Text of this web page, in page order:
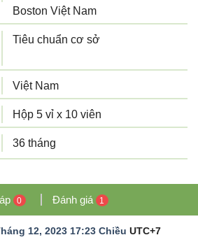
Boston Việt Nam
Tiêu chuẩn cơ sở
Việt Nam
Hộp 5 vỉ x 10 viên
36 tháng
0 Đánh giá 1
12, 2023 17:23 Chiều UTC+7